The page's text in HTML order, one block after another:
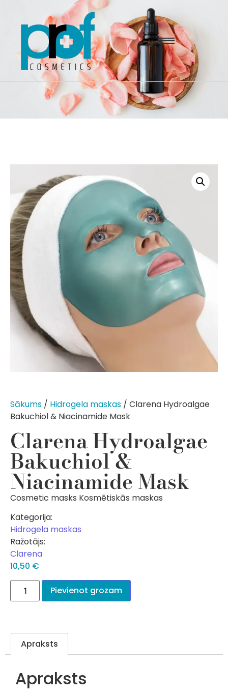
Sākums / Hidrogela maskas / Clarena Hydroalgae
Bakuchiol & Niacinamide Mask
Clarena Hydroalgae
Bakuchiol &
Niacinamide Mask
Cosmetic masks Kosmētiskās maskas
Kategorija:
Hidrogela maskas
Ražotājs:
Clarena
10,50 €
Pievienot grozam
Apraksts
Apraksts